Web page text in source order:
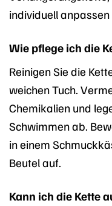
individuell anpassen
Wie pflege ich die
Reinigen Sie die
weichen Tuch.
Chemikalien und
Schwimmen ab.
in einem
Beutel auf.
Kann ich die Kette